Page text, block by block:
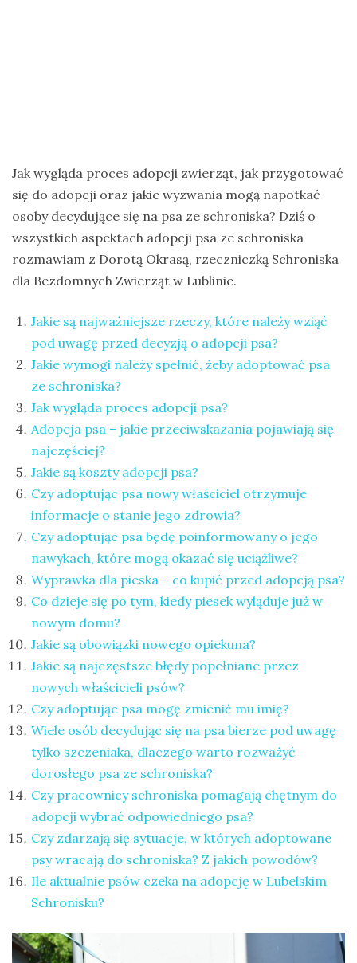
Jak wygląda proces adopcji zwierząt, jak przygotować
się do adopcji oraz jakie wyzwania mogą napotkać
osoby decydujące się na psa ze schroniska? Dziś o
wszystkich aspektach adopcji psa ze schroniska
rozmawiam z Dorotą Okrasą, rzeczniczką Schroniska
dla Bezdomnych Zwierząt w Lublinie.
Jakie są najważniejsze rzeczy, które należy wziąć
pod uwagę przed decyzją o adopcji psa?
Jakie wymogi należy spełnić, żeby adoptować psa
ze schroniska?
Jak wygląda proces adopcji psa?
Adopcja psa – jakie przeciwskazania pojawiają się
najczęściej?
Jakie są koszty adopcji psa?
Czy adoptując psa nowy właściciel otrzymuje
informacje o stanie jego zdrowia?
Czy adoptując psa będę poinformowany o jego
nawykach, które mogą okazać się uciążliwe?
Wyprawka dla pieska – co kupić przed adopcją psa?
Co dzieje się po tym, kiedy piesek wyląduje już w
nowym domu?
Jakie są obowiązki nowego opiekuna?
Jakie są najczęstsze błędy popełniane przez
nowych właścicieli psów?
Czy adoptując psa mogę zmienić mu imię?
Wiele osób decydując się na psa bierze pod uwagę
tylko szczeniaka, dlaczego warto rozważyć
dorosłego psa ze schroniska?
Czy pracownicy schroniska pomagają chętnym do
adopcji wybrać odpowiedniego psa?
Czy zdarzają się sytuacje, w których adoptowane
psy wracają do schroniska? Z jakich powodów?
Ile aktualnie psów czeka na adopcję w Lubelskim
Schronisku?
Lanki
wycieczka
Lankę
raport
Wrona
siwa
jak
wygląda,
co
je
i
ile
żyje
wrona?
Modraszka
–
żółto-
błękitny,
ptasi
symbol
waleczności
KATEGORIE
Ekwipunek
Gady
Ochrona
przyrody
Ptaki